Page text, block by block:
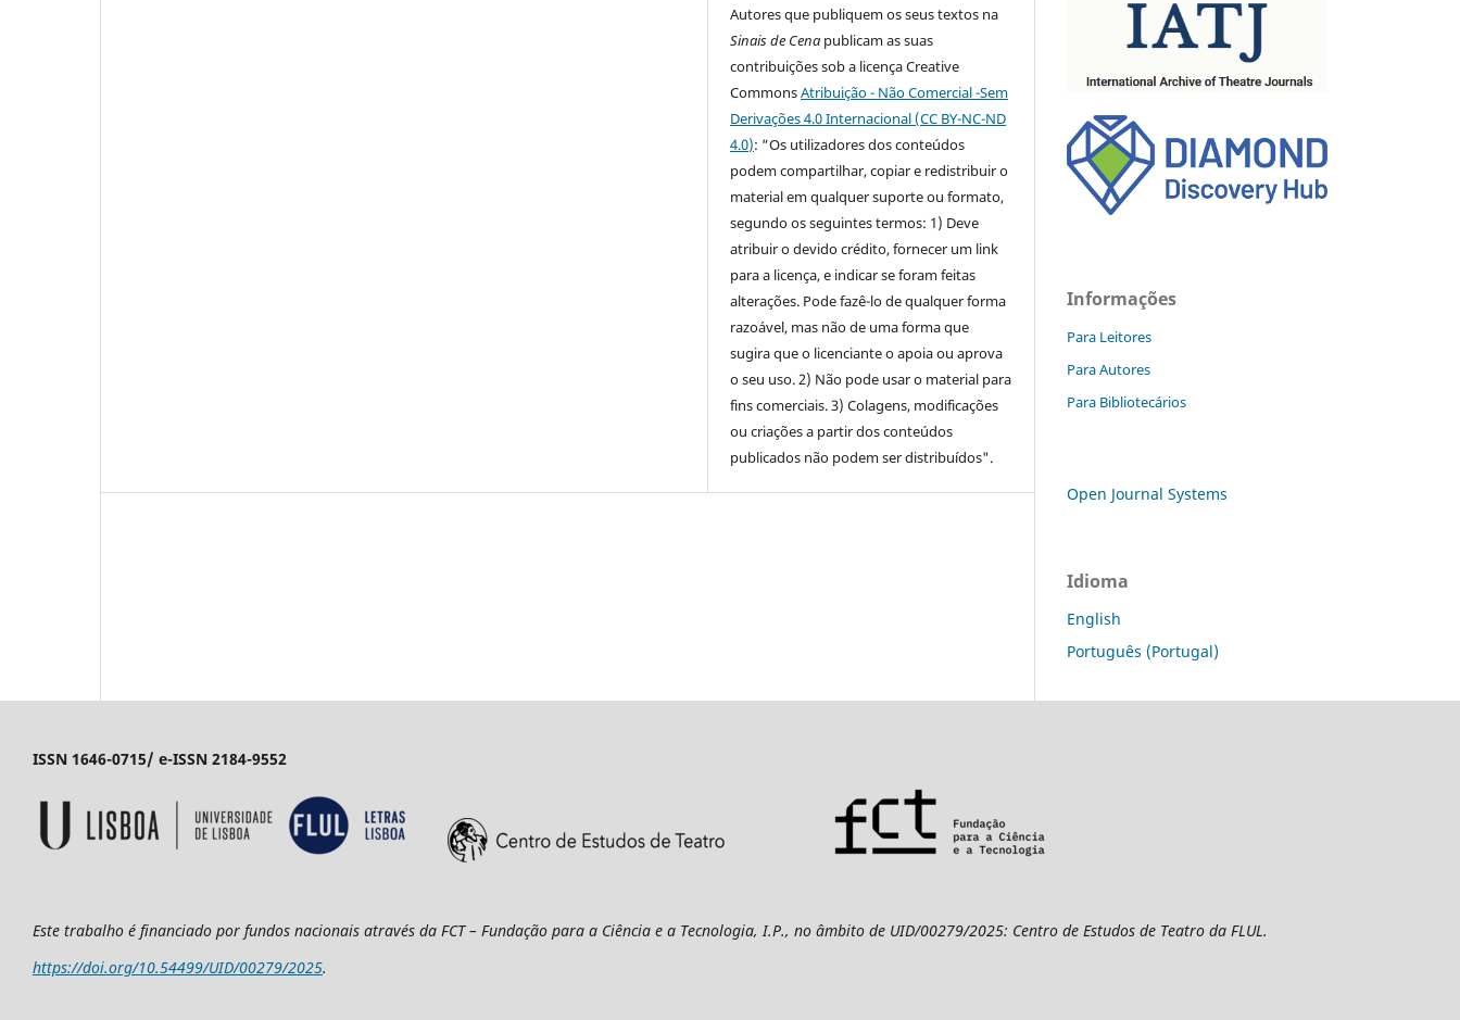
Autores que publiquem os seus textos na
Sinais de Cena publicam as suas
contribuições sob a licença Creative
CommonsAtribuição - Não Comercial -Sem
Derivações 4.0 Internacional (CC BY-NC-ND
4.0): “Os utilizadores dos conteúdos
podem compartilhar, copiar e redistribuir o
material em qualquer suporte ou formato,
segundo os seguintes termos: 1) Deve
atribuir o devido crédito, fornecer um link
para a licença, e indicar se foram feitas
alterações. Pode fazê-lo de qualquer forma
razoável, mas não de uma forma que
sugira que o licenciante o apoia ou aprova
o seu uso. 2) Não pode usar o material para
fins comerciais. 3) Colagens, modificações
ou criações a partir dos conteúdos
publicados não podem ser distribuídos".
Informações
Para Leitores
Para Autores
Para Bibliotecários
Open Journal Systems
Idioma
English
Português (Portugal)
ISSN 1646-0715/ e-ISSN 2184-9552
Este trabalho é financiado por fundos nacionais através da FCT – Fundação para a Ciência e a Tecnologia, I.P., no âmbito de UID/00279/2025: Centro de Estudos de Teatro da FLUL.
https://doi.org/10.54499/UID/00279/2025.